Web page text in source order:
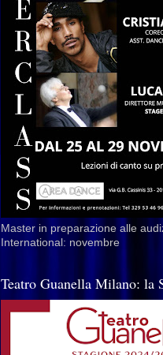
Master in preparazione alle
International: novembre
Teatro Guanella Milano: la